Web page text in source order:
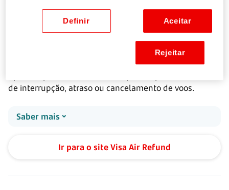
de interrupção, atraso ou cancelamento de voos.
Ir para o site Visa Air Refund
Saber mais
Aceitar
Definir
Rejeitar